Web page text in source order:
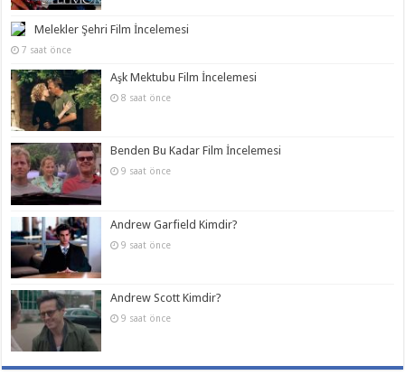
Melekler Şehri Film İncelemesi
7 saat önce
Aşk Mektubu Film İncelemesi
8 saat önce
Benden Bu Kadar Film İncelemesi
9 saat önce
Andrew Garfield Kimdir?
9 saat önce
Andrew Scott Kimdir?
9 saat önce